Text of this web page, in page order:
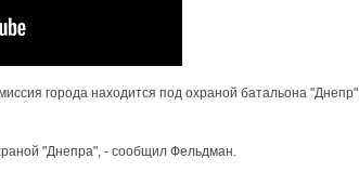
города находится под охраной батальона "Днепр".
"Днепра", - сообщил Фельдман.